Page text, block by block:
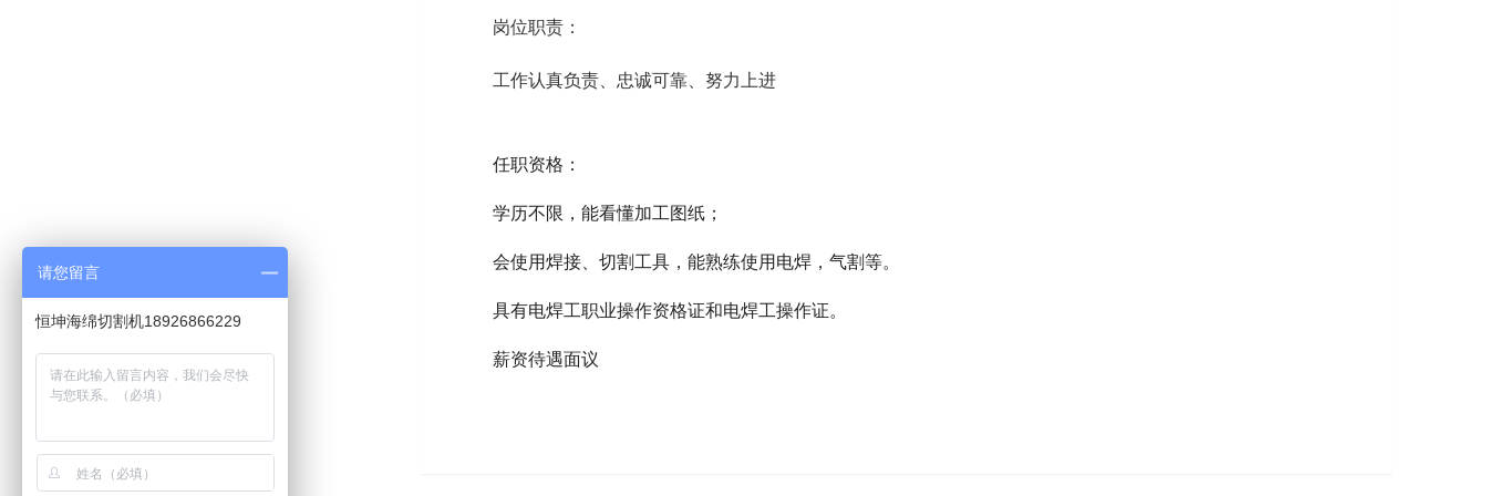
岗位职责：
工作认真负责、忠诚可靠、努力上进
任职资格：
学历不限，能看懂加工图纸；
会使用焊接、切割工具，能熟练使用电焊，气割等。
具有电焊工职业操作资格证和电焊工操作证。
薪资待遇面议
请您留言
恒坤海绵切割机18926866229